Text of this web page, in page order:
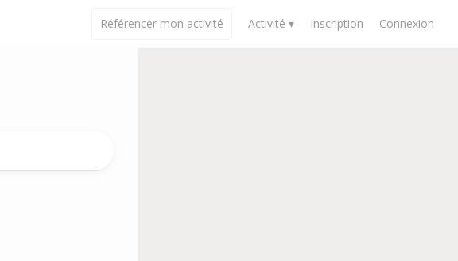
Référencer mon activité Activité ▾ Inscription Connexion